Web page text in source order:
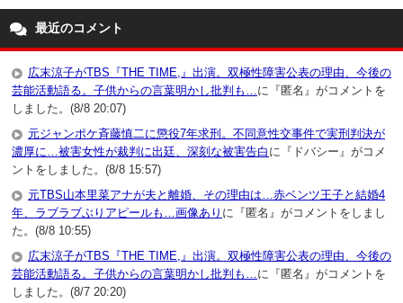
最近のコメント
広末涼子がTBS『THE TIME,』出演。双極性障害公表の理由、今後の
芸能活動語る。子供からの言葉明かし批判も…に『匿名』がコメントを
しました。(8/8 20:07)
元ジャンポケ斉藤慎二に懲役7年求刑。不同意性交事件で実刑判決が
濃厚に…被害女性が裁判に出廷、深刻な被害告白 に『ドバシー』がコメ
ントをしました。(8/8 15:57)
元TBS山本里菜アナが夫と離婚、その理由は…赤ベンツ王子と結婚4
年、ラブラブぶりアピールも…画像あり に『匿名』がコメントをしまし
た。(8/8 10:55)
広末涼子がTBS『THE TIME,』出演。双極性障害公表の理由、今後の
芸能活動語る。子供からの言葉明かし批判も…に『匿名』がコメントを
しました。(8/7 20:20)